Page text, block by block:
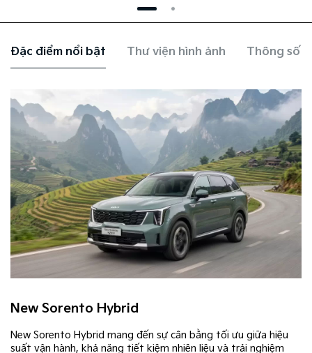
Đặc điểm nổi bật Thư viện hình ảnh Thông số
New Sorento Hybrid
New Sorento Hybrid mang đến sự cân bằng tối ưu giữa hiệu
suất vận hành, khả năng tiết kiệm nhiên liệu và trải nghiệm